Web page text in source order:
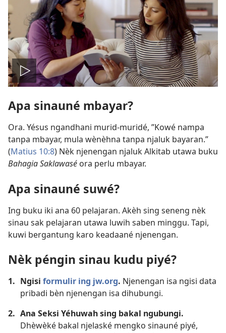
Play
video
Apa sinauné mbayar?
Ora. Yésus ngandhani murid-muridé, ”Kowé nampa
tanpa mbayar, mula wènèhna tanpa njaluk bayaran.”
(Matius 10:8) Nèk njenengan njaluk Alkitab utawa buku
Bahagia Saklawasé ora perlu mbayar.
Apa sinauné suwé?
Ing buku iki ana 60 pelajaran. Akèh sing seneng nèk
sinau sak pelajaran utawa luwih saben minggu. Tapi,
kuwi bergantung karo keadaané njenengan.
Nèk péngin sinau kudu piyé?
1. Ngisi formulir ing jw.org. Njenengan isa ngisi data
pribadi bèn njenengan isa dihubungi.
2. Ana Seksi Yéhuwah sing bakal ngubungi.
Dhèwèké bakal njelaské mengko sinauné piyé,